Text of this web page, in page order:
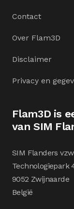
Contact
Over Flam3D
Disclaimer
Privacy en
Flam3D is
van SIM
SIM Flanders vzw
Technologiepark
9052 Zwijnaarde
België